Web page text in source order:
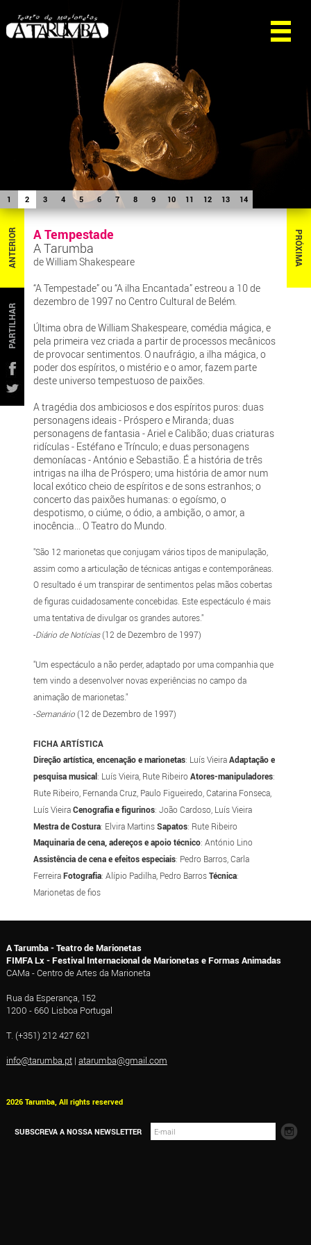
1 2 3 4 5 6 7 8 9 10 11 12 13 14
PRÓXIMA
ANTERIOR
PARTILHAR
A Tempestade
A Tarumba
de William Shakespeare
“A Tempestade” ou “A ilha Encantada” estreou a 10 de
dezembro de 1997 no Centro Cultural de Belém.
Última obra de William Shakespeare, comédia mágica, e
pela primeira vez criada a partir de processos mecânicos
de provocar sentimentos. O naufrágio, a ilha mágica, o
poder dos espíritos, o mistério e o amor, fazem parte
deste universo tempestuoso de paixões.
A tragédia dos ambiciosos e dos espíritos puros: duas
personagens ideais - Próspero e Miranda; duas
personagens de fantasia - Ariel e Calibão; duas criaturas
ridículas - Estéfano e Trínculo; e duas personagens
demoníacas - António e Sebastião. É a história de três
intrigas na ilha de Próspero; uma história de amor num
local exótico cheio de espíritos e de sons estranhos; o
concerto das paixões humanas: o egoísmo, o
despotismo, o ciúme, o ódio, a ambição, o amor, a
inocência... O Teatro do Mundo.
"São 12 marionetas que conjugam vários tipos de manipulação,
assim como a articulação de técnicas antigas e contemporâneas.
O resultado é um transpirar de sentimentos pelas mãos cobertas
de figuras cuidadosamente concebidas. Este espectáculo é mais
uma tentativa de divulgar os grandes autores."
-Diário de Notícias(12 de Dezembro de 1997)
"Um espectáculo a não perder, adaptado por uma companhia que
tem vindo a desenvolver novas experiências no campo da
animação de marionetas."
-Semanário(12 de Dezembro de 1997)
FICHA ARTÍSTICA
Direção artística, encenação e marionetas: Luís VieiraAdaptação e
pesquisa musical: Luís Vieira, Rute RibeiroAtores-manipuladores:
Rute Ribeiro, Fernanda Cruz, Paulo Figueiredo, Catarina Fonseca,
Luís VieiraCenografia e figurinos: João Cardoso, Luís Vieira
Mestra de Costura: Elvira MartinsSapatos: Rute Ribeiro
Maquinaria de cena, adereços e apoio técnico: António Lino
Assistência de cena e efeitos especiais: Pedro Barros, Carla
FerreiraFotografia: Alípio Padilha, Pedro BarrosTécnica:
Marionetas de fios
A Tarumba - Teatro de Marionetas
FIMFA Lx - Festival Internacional de Marionetas e Formas Animadas
CAMa - Centro de Artes da Marioneta
Rua da Esperança, 152
1200 - 660 Lisboa Portugal
T. (+351) 212 427 621
info@tarumba.pt| atarumba@gmail.com
2026 Tarumba, All rights reserved
SUBSCREVA A NOSSA NEWSLETTER